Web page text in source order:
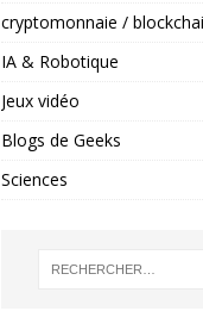
cryptomonnaie /
IA & Robotique
Jeux vidéo
Blogs de Geeks
Sciences